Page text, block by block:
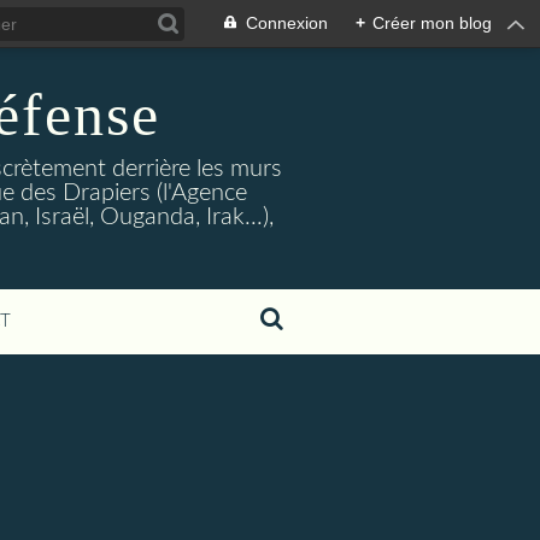
Connexion + Créer mon blog
derrière les murs
des Drapiers (l'Agence
Israël, Ouganda, Irak...),